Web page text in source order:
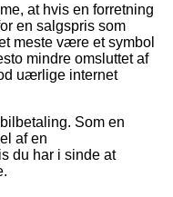
at hvis en forretning
en salgspris som
meste være et symbol
mindre omsluttet af
uærlige internet
Som en
af en
du har i sinde at